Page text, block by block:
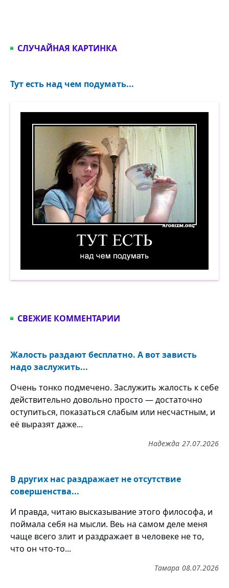
СЛУЧАЙНАЯ КАРТИНКА
Тут есть над чем подумать...
СВЕЖИЕ КОММЕНТАРИИ
Жалость раздают бесплатно. А вот зависть
надо заслужить...
Очень тонко подмечено. Заслужить жалость к себе
действительно довольно просто — достаточно
оступиться, показаться слабым или несчастным, и
её выразят даже...
27.07.2026
Надежда
В других нас раздражает не отсутствие
совершенства...
И правда, читаю высказывание этого философа, и
поймала себя на мысли. Веь на самом деле меня
чаще всего злит и раздражает в человеке не то,
что он что-то...
08.07.2026
Тамара